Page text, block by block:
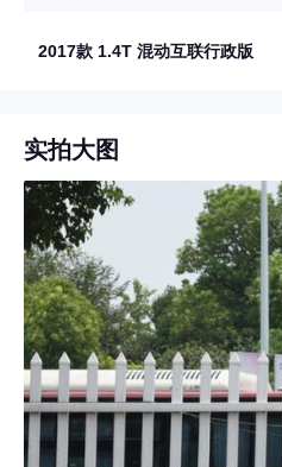
2017款 1.4T 混动互联行政版
实拍大图